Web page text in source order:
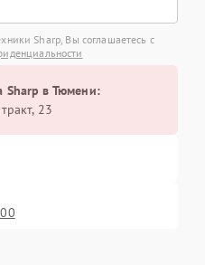
Sharp, Вы соглашаетесь с
Sharp в Тюмени:
23